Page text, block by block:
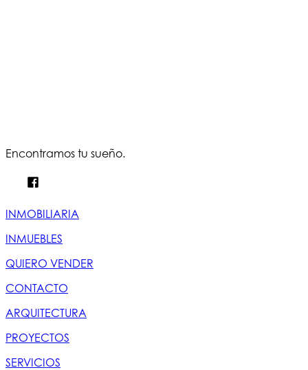
Encontramos tu sueño.
INMOBILIARIA
INMUEBLES
QUIERO VENDER
CONTACTO
ARQUITECTURA
PROYECTOS
SERVICIOS